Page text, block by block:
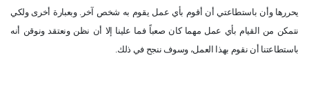
يحررها وأن باستطاعتي أن أقوم بأي عمل يقوم به شخص آخر. وبعبارة أخرى ولكي
نتمكن من القيام بأي عمل مهما كان صعباً فما علينا إلا أن نظن ونعتقد ونوقن أنه
باستطاعتنا أن نقوم بهذا العمل، وسوف ننجح في ذلك.